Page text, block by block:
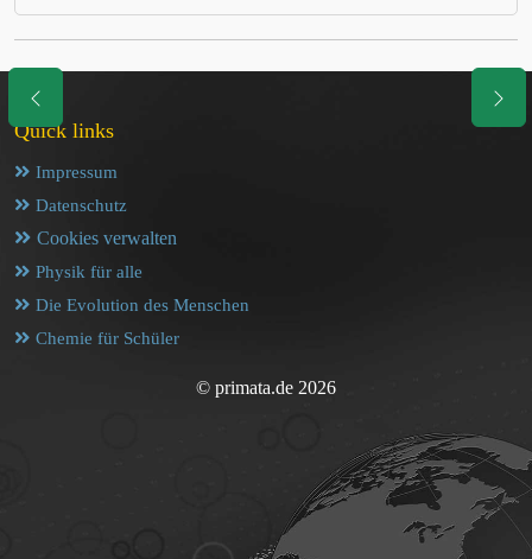
Quick links
Impressum
Datenschutz
Cookies verwalten
Physik für alle
Die Evolution des Menschen
Chemie für Schüler
© primata.de 2026